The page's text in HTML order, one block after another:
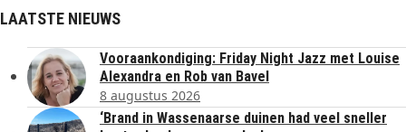
LAATSTE NIEUWS
Vooraankondiging: Friday Night Jazz met Louise
Alexandra en Rob van Bavel
8 augustus 2026
‘Brand in Wassenaarse duinen had veel sneller